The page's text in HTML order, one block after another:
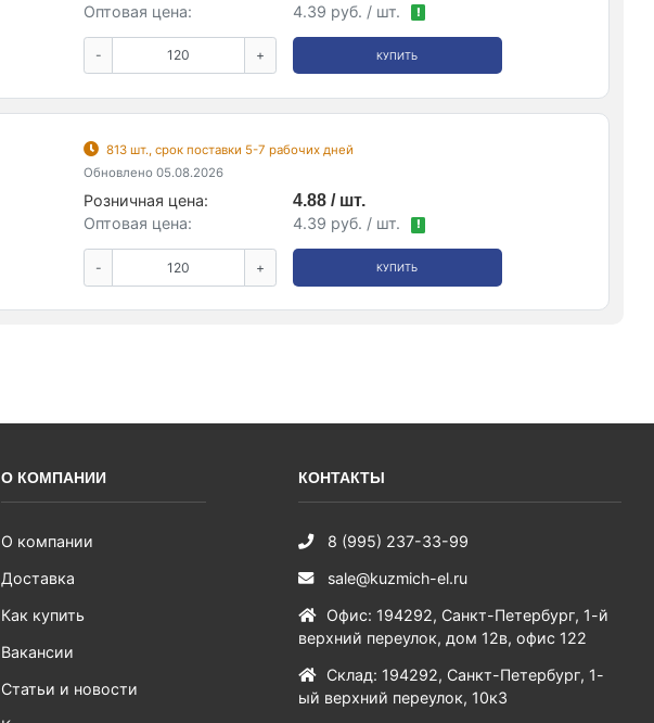
Оптовая цена:
4.39 руб. / шт. !
- + КУПИТЬ
813 шт., срок поставки 5-7 рабочих дней
Обновлено 05.08.2026
Розничная цена:
4.88 / шт.
Оптовая цена:
4.39 руб. / шт. !
- + КУПИТЬ
О КОМПАНИИ
О компании
Доставка
Как купить
Вакансии
Статьи и новости
КОНТАКТЫ
8 (995) 237-33-99
sale@kuzmich-el.ru
Офис: 194292, Санкт-Петербург, 1-й
верхний переулок, дом 12в, офис 122
Склад: 194292, Санкт-Петербург, 1-
ый верхний переулок, 10к3